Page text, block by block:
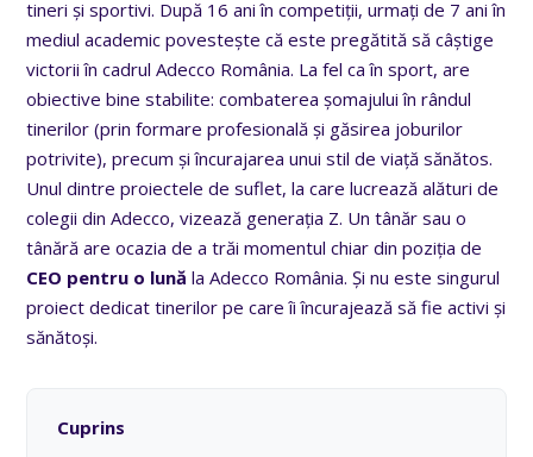
tineri și sportivi. După 16 ani în competiții, urmați de 7 ani în
mediul academic povestește că este pregătită să câștige
victorii în cadrul Adecco România. La fel ca în sport, are
obiective bine stabilite: combaterea șomajului în rândul
tinerilor (prin formare profesională și găsirea joburilor
potrivite), precum și încurajarea unui stil de viață sănătos.
Unul dintre proiectele de suflet, la care lucrează alături de
colegii din Adecco, vizează generația Z. Un tânăr sau o
tânără are ocazia de a trăi momentul chiar din poziția de
CEO pentru o lună la Adecco România. Și nu este singurul
proiect dedicat tinerilor pe care îi încurajează să fie activi și
sănătoși.
Cuprins